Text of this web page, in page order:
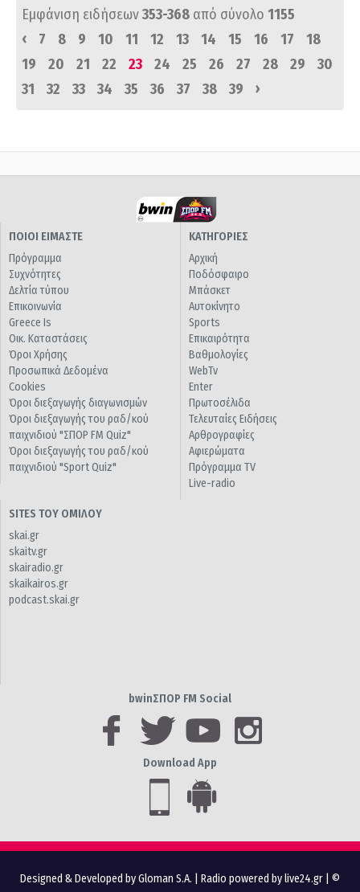
Εμφάνιση ειδήσεων353-368 από σύνολο 1155
‹
7 8 9 10 11 12 13 14 15 16 17
18
19
20 21 22 23 24 25 26 27 28 29
30
31
32 33 34 35 36 37 38 39 ›
ΠΟΙΟΙ ΕΙΜΑΣΤΕ
Πρόγραμμα
Συχνότητες
Δελτία τύπου
Επικοινωνία
Greece Is
Οικ. Καταστάσεις
Όροι Χρήσης
Προσωπικά Δεδομένα
Cookies
Όροι διεξαγωγής διαγωνισμών
Όροι διεξαγωγής του ραδ/κού
παιχνιδιού "ΣΠΟΡ FM Quiz"
Όροι διεξαγωγής του ραδ/κού
παιχνιδιού "Sport Quiz"
ΚΑΤΗΓΟΡΙΕΣ
Αρχική
Ποδόσφαιρο
Μπάσκετ
Αυτοκίνητο
Sports
Επικαιρότητα
Βαθμολογίες
WebTv
Enter
Πρωτοσέλιδα
Τελευταίες Ειδήσεις
Αρθρογραφίες
Αφιερώματα
Πρόγραμμα TV
Live-radio
SITES ΤΟΥ ΟΜΙΛΟΥ
skai.gr
skaitv.gr
skairadio.gr
skaikairos.gr
podcast.skai.gr
bwinΣΠΟΡ FM Social
Download App
Designed & Developed by Gloman S.A. Radio powered by live24.gr | ©